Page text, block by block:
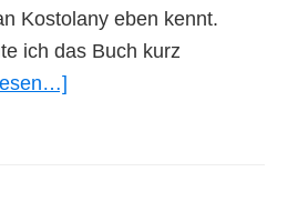
Kostolany eben kennt.
ich das Buch kurz